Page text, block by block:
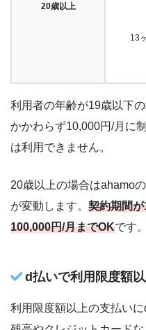
20歳以上
13
利用者の年齢が19歳以下
かかわらず10,000円/月に
は利用できません。
20歳以上の場合はahamo
が変動します。 契約期間
100,000円/月までOKです。
d払いで利用限度額
利用限度額以上の支払い